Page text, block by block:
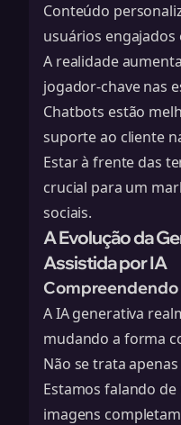
Conteúdo
usuários engajados
A realidade
jogador-chave nas
Chatbots estão
suporte ao cliente
Estar à frente das
crucial para um
sociais.
A Evolução da
Assistida por IA
Compreendendo
A IA generativa
mudando a forma
Não se trata
Estamos falando
imagens